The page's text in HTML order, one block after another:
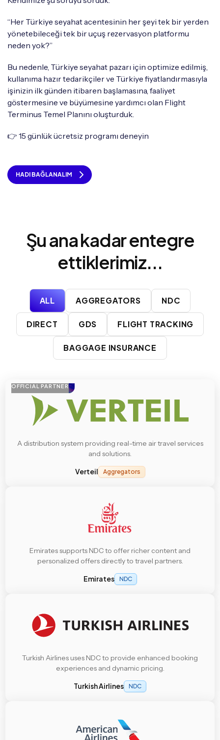
“Her Türkiye seyahat acentesinin her şeyi tek bir yerden
yönetebileceği tek bir uçuş rezervasyon platformu
neden yok?”
Bu nedenle, Türkiye seyahat pazarı için optimize edilmiş,
kullanıma hazır tedarikçiler ve Türkiye fiyatlandırmasıyla
işinizin ilk günden itibaren başlamasına, faaliyet
göstermesine ve büyümesine yardımcı olan Flight
Terminus Temel Planını oluşturduk.
👉 15 günlük ücretsiz programı deneyin
HADI BAĞLANALIM
Şu ana kadar entegre
ettiklerimiz...
ALL AGGREGATORS NDC
DIRECT GDS FLIGHT TRACKING
BAGGAGE INSURANCE
OFFICIAL PARTNER
A distribution system providing real-time air travel services
and solutions.
Verteil Aggregators
Emirates supports NDC to offer richer content and
personalized offers directly to travel partners.
Emirates NDC
Turkish Airlines uses NDC to provide enhanced booking
experiences and dynamic pricing.
Turkish Airlines NDC